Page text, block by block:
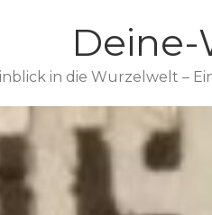
Deine-
in die Wurzelwelt –